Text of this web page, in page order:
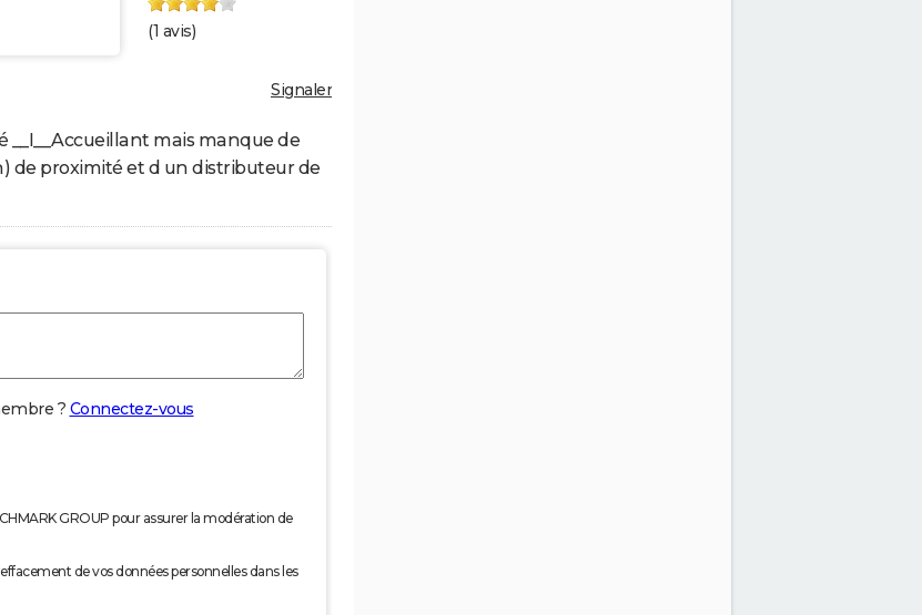
(1 avis)
Signaler
__I__Accueillant mais manque de
de proximité et d un distributeur de
? Connectez-vous
GROUP pour assurer la modération de
de vos données personnelles dans les